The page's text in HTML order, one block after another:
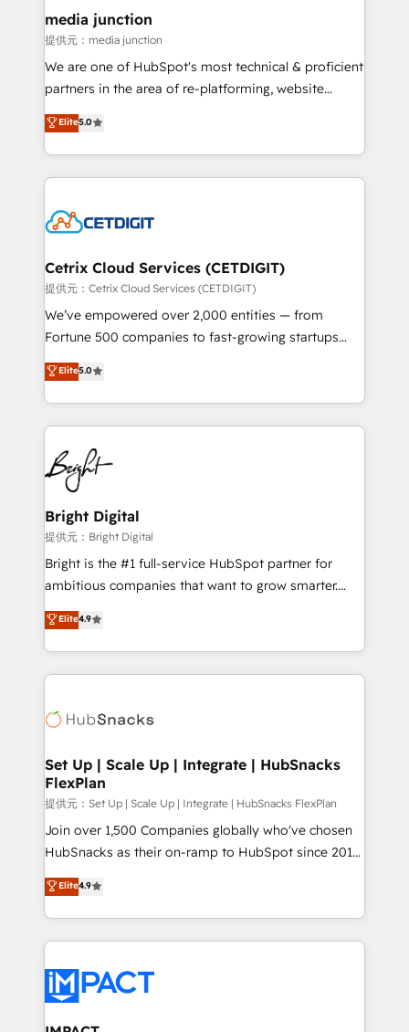
Mexico, USA, and Portugal—we've executed over a
hundred successful operations. Our approach,
rooted in RevOps principles, integrates analysis,
training, planning, and qualification. Leveraging
inbound marketing tactics, we focus on
understanding, nurturing, and converting leads.
competitive market.
media junction
提供元：media junction
We are one of HubSpot's most technical & proficient
partners in the area of re-platforming, website
design & development. We specialize in multi-hub
implementations for mid-market & enterprise
companies. We are woman-owned, powered by
coffee, and we ❤️ dogs. We produce award-winning
Impact Award 🏆2022 Technical Expertise Impact
Award 🏆2020 Elite Solutions Partner 🏆2019
Integrations HubSpot Impact Award 🏆2019
Marketing Enablement HubSpot Impact Award 🏆
2018 Website Design HubSpot Impact Award 🏆2017
Growth-Driven Design Agency of the Year 🏆2016
Sales Enablement HubSpot Impact Award 🏆2015
HubSpot COS Performance Award 🏆2014 HubSpot
COS Design Award 🏆2013 HubSpot Marketplace
Partner 📆Founded in 1997
Elite5.0
Cetrix Cloud Services (CETDIGIT)
提供元：Cetrix Cloud Services (CETDIGIT)
We’ve empowered over 2,000 entities — from
Fortune 500 companies to fast-growing startups
and nonprofits — to streamline operations, scale
revenue, and unlock the full potential of HubSpot.
With deep technical and industry expertise, we fuse
automation, integration, and AI innovation to deliver
lasting impact. We specialize in: • Turnkey and end-
to-end HubSpot implementations • Onboarding for
Sales, Service, Marketing & Content Hubs • AI voice
and chat agents, predictive automation, and smart
workflows • Salesforce + HubSpot integration •
RevOps and AI-driven sales enablement • Website
design and CMS development • ERP integration: SAP,
and CRM migration from any platform •
Client/member portals built on HubSpot • Custom
WooCommerce, BuilderTrend, and more Experience
the difference — reach out to see how AI + HubSpot
Elite5.0
Bright Digital
提供元：Bright Digital
Bright is the #1 full-service HubSpot partner for
ambitious companies that want to grow smarter.
From HubSpot onboarding, to training, from
developing a new website to lead generation and
digital marketing; we do it all (and with great
results)! In short, our services include: - HubSpot
HubSpot development: websites, custom modules,
marketing, advertising, campaigns, content and
design We connect people, data and technology to
improve customer experiences. With our bright
people, exciting ideas and can-do mentality, we
ensure revenue growth on a daily basis. So tell us
team of 100+ experts is ready for you! Driving digital
growth | www.brightdigital.com
Elite4.9
Set Up | Scale Up | Integrate | HubSnacks
FlexPlan
提供元：Set Up | Scale Up | Integrate | HubSnacks FlexPlan
Join over 1,500 Companies globally who've chosen
HubSnacks as their on-ramp to HubSpot since 2014
Simple pay-as-you-go plans that accelerate value...
1️⃣ Set Up | Onboarding New or Check-fixing existing
HubSpot portals 2️⃣ Scale Up | 100% HubSpot Task
Execution... Global 24/7 ... All Experts 3️⃣ Integrate |
Slash months from your API Integration project... ⬅️
Click "Contact Business" ⬅️ to access 150+ Kickstart
Integration templates that put HubSpot in the center
Elite4.9